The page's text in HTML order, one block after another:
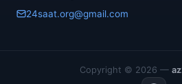
24saat.org@gmail.com
Copyright © 2026 —